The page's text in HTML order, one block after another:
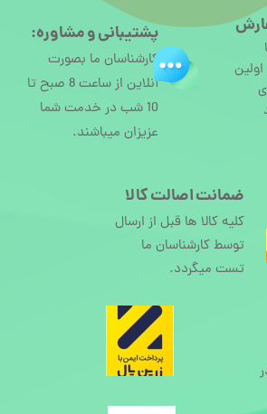
پشتیبانی و مشاوره:
کارشناسان ما بصورت
آنلاین از ساعت 8 صبح تا
10 شب در خدمت شما
عزیزان میباشند.
ضمانت اصالت کالا
کلیه کالا ها قبل از ارسال
توسط کارشناسان ما
تست میگردد.